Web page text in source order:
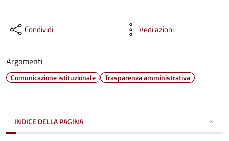
Condividi Vedi azioni
Argomenti
Comunicazione istituzionale Trasparenza amministrativa
INDICE DELLA PAGINA